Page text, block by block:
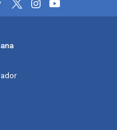
y redes